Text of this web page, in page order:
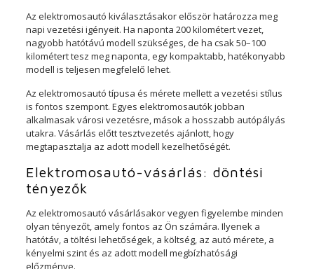
Az elektromosautó kiválasztásakor először határozza meg
napi vezetési igényeit. Ha naponta 200 kilométert vezet,
nagyobb hatótávú modell szükséges, de ha csak 50–100
kilométert tesz meg naponta, egy kompaktabb, hatékonyabb
modell is teljesen megfelelő lehet.
Az elektromosautó típusa és mérete mellett a vezetési stílus
is fontos szempont. Egyes elektromosautók jobban
alkalmasak városi vezetésre, mások a hosszabb autópályás
utakra. Vásárlás előtt tesztvezetés ajánlott, hogy
megtapasztalja az adott modell kezelhetőségét.
Elektromosautó-vásárlás: döntési
tényezők
Az elektromosautó vásárlásakor vegyen figyelembe minden
olyan tényezőt, amely fontos az Ön számára. Ilyenek a
hatótáv, a töltési lehetőségek, a költség, az autó mérete, a
kényelmi szint és az adott modell megbízhatósági
előzménye.